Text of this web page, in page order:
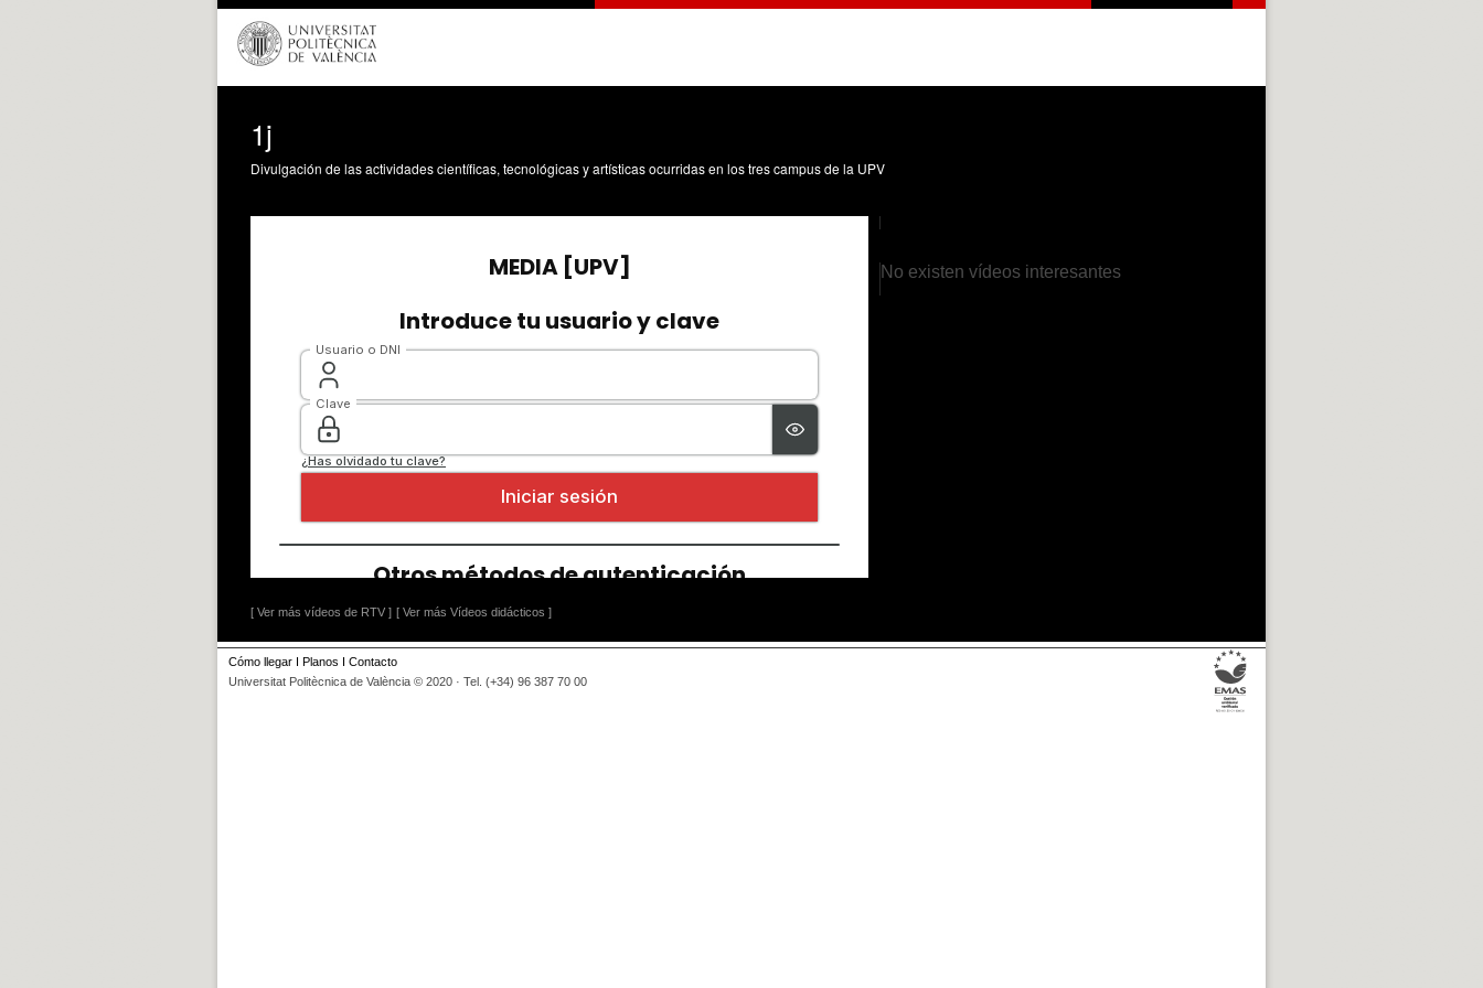
1j
Divulgación de las actividades científicas, tecnológicas y artísticas ocurridas en los tres campus de la UPV
[ Ver más vídeos de RTV ] [ Ver más Vídeos didácticos ]
No existen vídeos interesantes
Cómo llegar I Planos I Contacto
Universitat Politècnica de València © 2020 · Tel. (+34) 96 387 70 00